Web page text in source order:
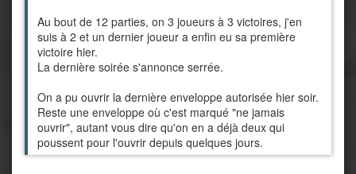
Au bout de 12 parties, on 3 joueurs à 3 victoires, j'en
suis à 2 et un dernier joueur a enfin eu sa première
victoire hier.
La dernière soirée s'annonce serrée.
On a pu ouvrir la dernière enveloppe autorisée hier soir.
Reste une enveloppe où c'est marqué "ne jamais
ouvrir", autant vous dire qu'on en a déjà deux qui
poussent pour l'ouvrir depuis quelques jours.